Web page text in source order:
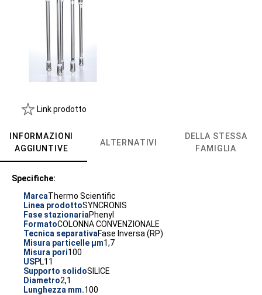
Link prodotto
INFORMAZIONI
AGGIUNTIVE
ALTERNATIVI
DELLA STESSA
FAMIGLIA
Specifiche:
MarcaThermo Scientific
Linea prodottoSYNCRONIS
Fase stazionariaPhenyl
FormatoCOLONNA CONVENZIONALE
Tecnica separativaFase Inversa (RP)
Misura particelle µm1,7
Misura pori100
USPL11
Supporto solidoSILICE
Diametro2,1
Lunghezza mm.100